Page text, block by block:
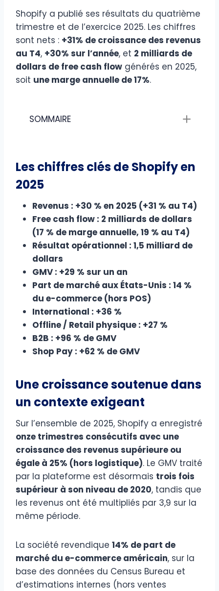
Shopify a publié ses résultats du quatrième
trimestre et de l’exercice 2025. Les chiffres
sont nets : +31% de croissance des revenus
au T4, +30% sur l’année, et 2 milliards de
dollars de free cash flow générés en 2025,
soit une marge annuelle de 17%.
SOMMAIRE
Les chiffres clés de Shopify en
2025
Revenus : +30 % en 2025 (+31 % au T4)
Free cash flow : 2 milliards de dollars
(17 % de marge annuelle, 19 % au T4)
Résultat opérationnel : 1,5 milliard de
dollars
GMV : +29 % sur un an
Part de marché aux États-Unis : 14 %
du e-commerce (hors POS)
International : +36 %
Offline / Retail physique : +27 %
B2B : +96 % de GMV
Shop Pay : +62 % de GMV
Une croissance soutenue dans
un contexte exigeant
Sur l’ensemble de 2025, Shopify a enregistré
onze trimestres consécutifs avec une
croissance des revenus supérieure ou
égale à 25% (hors logistique). Le GMV traité
par la plateforme est désormais trois fois
supérieur à son niveau de 2020, tandis que
les revenus ont été multipliés par 3,9 sur la
même période.
La société revendique 14% de part de
marché du e-commerce américain, sur la
base des données du Census Bureau et
d’estimations internes (hors ventes